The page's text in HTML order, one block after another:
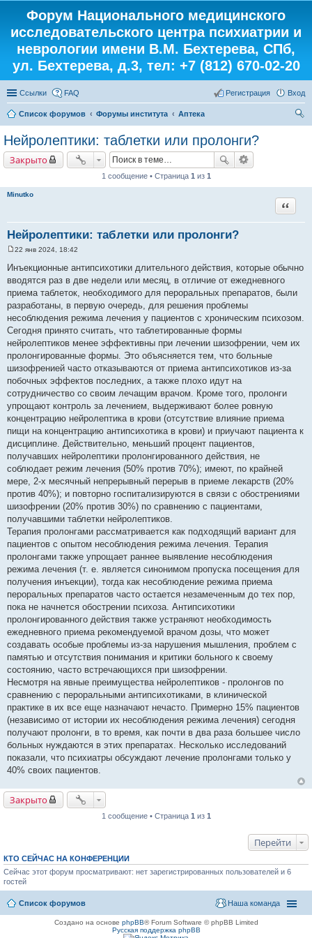
Форум Национального медицинского
исследовательского центра психиатрии и
неврологии имени В.М. Бехтерева, СПб,
ул. Бехтерева, д.3, тел: +7 (812) 670-02-20
Ссылки FAQ Вход
Регистрация
Список форумов Форумы института
Аптека
Нейролептики: таблетки или пролонги?
Закрыто
1 сообщение • Страница 1 из 1
Minutko
Нейролептики: таблетки или пролонги?
Цитата
о
б
е
н
е
22 янв 2024, 18:42
Инъекционные антипсихотики длительного действия, которые обычно
вводятся раз в две недели или месяц, в отличие от ежедневного
приема таблеток, необходимого для пероральных препаратов, были
разработаны, в первую очередь, для решения проблемы
несоблюдения режима лечения у пациентов с хроническим психозом.
Сегодня принято считать, что таблетированные формы
нейролептиков менее эффективны при лечении шизофрении, чем их
пролонгированные формы. Это объясняется тем, что больные
шизофренией часто отказываются от приема антипсихотиков из-за
побочных эффектов последних, а также плохо идут на
сотрудничество со своим лечащим врачом. Кроме того, пролонги
упрощают контроль за лечением, выдерживают более ровную
концентрацию нейролептика в крови (отсутствие влияние приема
пищи на концентрацию антипсихотика в крови) и приучают пациента к
дисциплине. Действительно, меньший процент пациентов,
получавших нейролептики пролонгированного действия, не
соблюдает режим лечения (50% против 70%); имеют, по крайней
мере, 2-х месячный непрерывный перерыв в приеме лекарств (20%
против 40%); и повторно госпитализируются в связи с обострениями
шизофрении (20% против 30%) по сравнению с пациентами,
получавшими таблетки нейролептиков.
Терапия пролонгами рассматривается как подходящий вариант для
пациентов с опытом несоблюдения режима лечения. Терапия
пролонгами также упрощает раннее выявление несоблюдения
режима лечения (т. е. является синонимом пропуска посещения для
получения инъекции), тогда как несоблюдение режима приема
пероральных препаратов часто остается незамеченным до тех пор,
пока не начнется обострении психоза. Антипсихотики
пролонгированного действия также устраняют необходимость
ежедневного приема рекомендуемой врачом дозы, что может
создавать особые проблемы из-за нарушения мышления, проблем с
памятью и отсутствия понимания и критики больного к своему
состоянию, часто встречающихся при шизофрении.
Несмотря на явные преимущества нейролептиков - пролонгов по
сравнению с пероральными антипсихотиками, в клинической
практике в их все еще назначают нечасто. Примерно 15% пациентов
(независимо от истории их несоблюдения режима лечения) сегодня
получают пролонги, в то время, как почти в два раза большее число
больных нуждаются в этих препаратах. Несколько исследований
показали, что психиатры обсуждают лечение пролонгами только у
40% своих пациентов.
Закрыто
1 сообщение • Страница 1 из 1
Перейти
КТО СЕЙЧАС НА КОНФЕРЕНЦИИ
Сейчас этот форум просматривают: нет зарегистрированных пользователей и 6
гостей
Список форумов Наша команда
Создано на основе phpBB® Forum Software © phpBB Limited
Русская поддержка phpBB